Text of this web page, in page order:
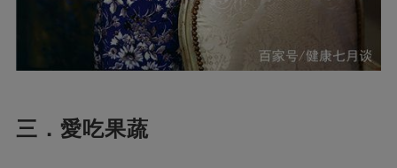
三．愛吃果蔬